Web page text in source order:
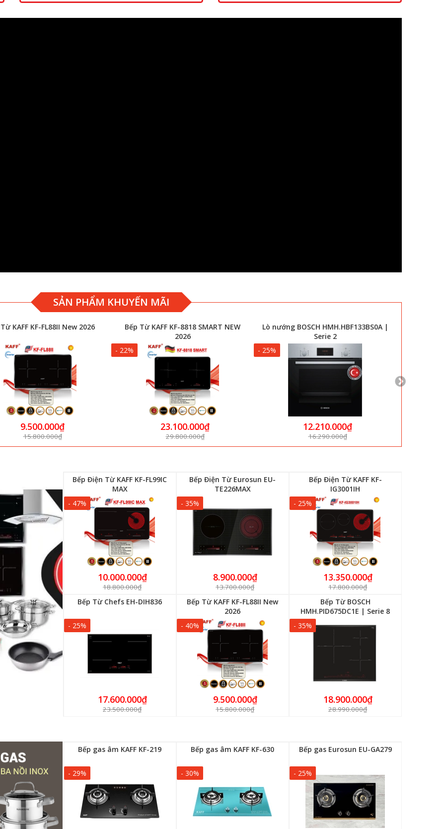
SẢN PHẨM KHUYẾN MÃI
KAFF KF-8818 SMART NEW
23.100.000₫
29.800.000₫
Lò nướng BOSCH HMH.HBF133BS0A |
Serie 2
- 25%
12.210.000₫
16.290.000₫
Máy Rửa Chén KAFF KF-SPA230
- 39%
16.990.000₫
27.800.000₫
Bếp Điện Từ KAFF KF-FL99IC
MAX
- 47%
10.000.000₫
18.800.000₫
Bếp Điện Từ Eurosun EU-
TE226MAX
- 35%
8.900.000₫
13.700.000₫
Bếp Điện Từ KAFF KF-
IG3001IH
- 25%
13.350.000₫
17.800.000₫
Bếp Từ Chefs EH-DIH836
- 25%
17.600.000₫
23.500.000₫
Bếp Từ KAFF KF-FL88II New
2026
- 40%
9.500.000₫
15.800.000₫
Bếp Từ BOSCH
HMH.PID675DC1E | Serie 8
- 35%
18.900.000₫
28.990.000₫
Bếp gas âm KAFF KF-219
- 29%
Bếp gas âm KAFF KF-630
- 30%
Bếp gas Eurosun EU-GA279
- 25%